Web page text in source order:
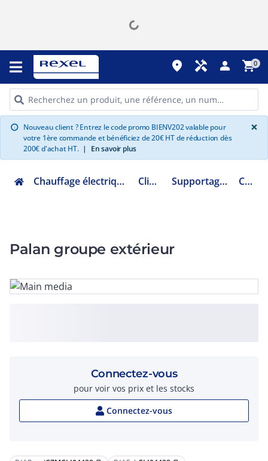
place handyman person shopping_cart0
info Nouveau client ? Entrez le code promo BIENV202 valable pour
votre 1ère commande et bénéficiez de 20€ HT de réduction dès
200€ d'achat HT. | En savoir plus
×
Chauffage électrique climatisation ventilation Climatisation Supportage de climatisation CLI04438
Palan groupe extérieur
Connectez-vous
pour voir vos prix et les stocks
Connectez-vous